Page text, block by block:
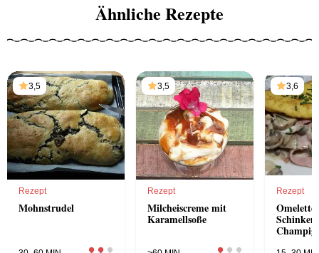
Ähnliche Rezepte
3,5
Rezept
Mohnstrudel
3,5
Rezept
Milcheiscreme mit
Karamellsoße
3,6
Rezept
Schinken-